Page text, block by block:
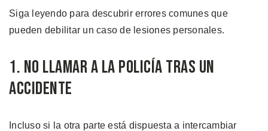
Siga leyendo para descubrir errores comunes que
pueden debilitar un caso de lesiones personales.
1. No Llamar a la Policía Tras un
Accidente
Incluso si la otra parte está dispuesta a intercambiar